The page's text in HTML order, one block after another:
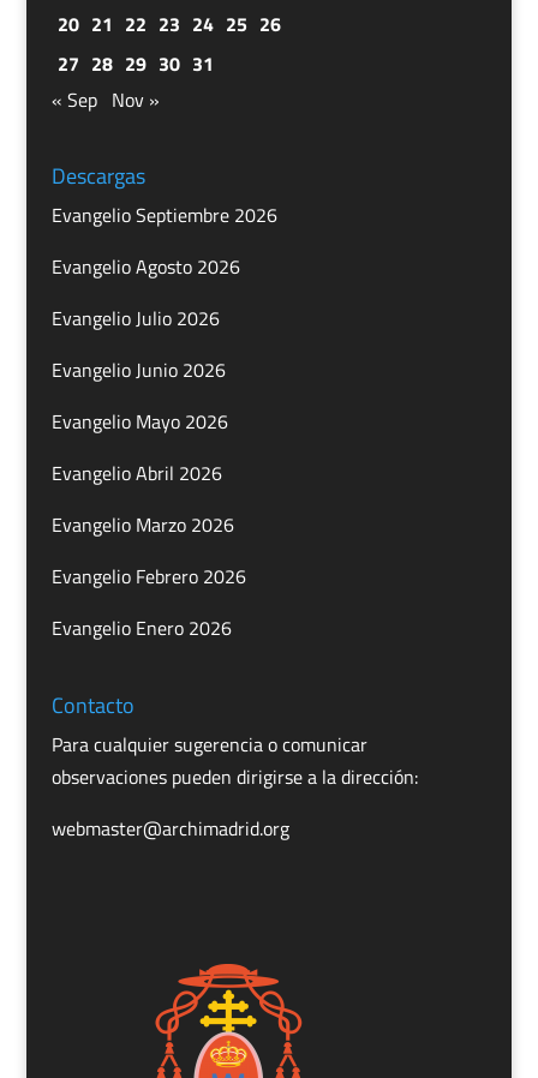
20 21 22 23 24 25 26
27 28 29 30 31
« Sep Nov »
Descargas
Evangelio Septiembre 2026
Evangelio Agosto 2026
Evangelio Julio 2026
Evangelio Junio 2026
Evangelio Mayo 2026
Evangelio Abril 2026
Evangelio Marzo 2026
Evangelio Febrero 2026
Evangelio Enero 2026
Contacto
Para cualquier sugerencia o comunicar
observaciones pueden dirigirse a la dirección:
webmaster@archimadrid.org